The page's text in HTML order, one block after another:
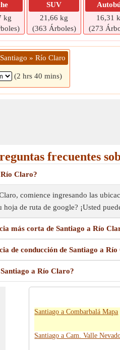
kg
SUV
21,66 kg
(363 Árboles)
16,31
(273
» Río Claro
(2 hrs 40 mins)
frecuentes
Claro?
comience ingresando las
hoja de ruta de google? ¡Usted
más corta de Santiago a Río
de conducción de Santiago a Río
a Río Claro?
Santiago a Combarbalá Mapa
Santiago a Cam. Valle